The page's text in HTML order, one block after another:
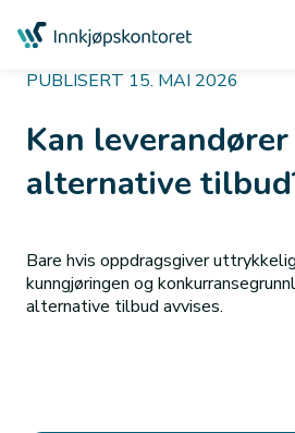
PUBLISERT 15. MAI 2026
Kan
alternative
Bare hvis oppdragsgiver
kunngjøringen og
alternative tilbud avvises.